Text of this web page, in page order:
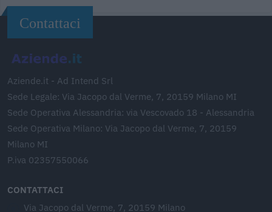
Contattaci
Aziende.it - Ad Intend Srl
Sede Legale: Via Jacopo dal Verme, 7, 20159 Milano MI
Sede Operativa Alessandria: via Vescovado 18 - Alessandria
Sede Operativa Milano: Via Jacopo dal Verme, 7, 20159
Milano MI
P.iva 02357550066
CONTATTACI
Via Jacopo dal Verme, 7, 20159 Milano